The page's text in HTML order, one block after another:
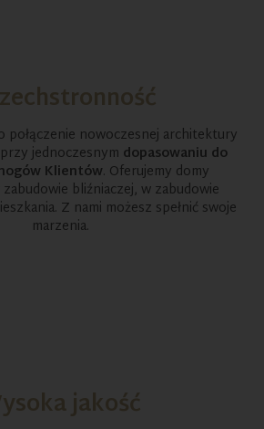
połączenie nowoczesnej architektury
jednoczesnym dopasowaniu do
Klientów. Oferujemy domy
bliźniaczej, w zabudowie
Z nami możesz spełnić swoje
marzenia.
jakość